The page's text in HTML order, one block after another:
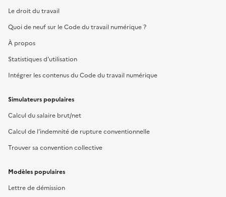
Le droit du travail
Quoi de neuf sur le Code du travail numérique ?
À propos
Statistiques d'utilisation
Intégrer les contenus du Code du travail numérique
Simulateurs populaires
Calcul du salaire brut/net
Calcul de l'indemnité de rupture conventionnelle
Trouver sa convention collective
Modèles populaires
Lettre de démission